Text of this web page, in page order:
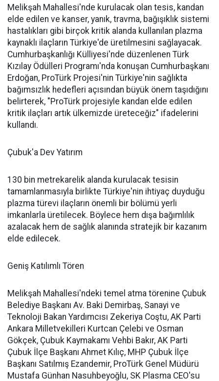
Melikşah Mahallesi'nde kurulacak olan tesis, kandan
elde edilen ve kanser, yanık, travma, bağışıklık sistemi
hastalıkları gibi birçok kritik alanda kullanılan plazma
kaynaklı ilaçların Türkiye'de üretilmesini sağlayacak.
Cumhurbaşkanlığı Külliyesi'nde düzenlenen Türk
Kızılay Ödülleri Programı'nda konuşan Cumhurbaşkanı
Erdoğan, ProTürk Projesi'nin Türkiye'nin sağlıkta
bağımsızlık hedefleri açısından büyük önem taşıdığını
belirterek, "ProTürk projesiyle kandan elde edilen
kritik ilaçları artık ülkemizde üreteceğiz" ifadelerini
kullandı.
Çubuk'a Dev Yatırım
130 bin metrekarelik alanda kurulacak tesisin
tamamlanmasıyla birlikte Türkiye'nin ihtiyaç duyduğu
plazma türevi ilaçların önemli bir bölümü yerli
imkanlarla üretilecek. Böylece hem dışa bağımlılık
azalacak hem de sağlık alanında stratejik bir kazanım
elde edilecek.
Geniş Katılımlı Tören
Melikşah Mahallesi'ndeki temel atma törenine Çubuk
Belediye Başkanı Av. Baki Demirbaş, Sanayi ve
Teknoloji Bakan Yardımcısı Zekeriya Coştu, AK Parti
Ankara Milletvekilleri Kurtcan Çelebi ve Osman
Gökçek, Çubuk Kaymakamı Vehbi Bakır, AK Parti
Çubuk İlçe Başkanı Ahmet Kılıç, MHP Çubuk İlçe
Başkanı Satılmış Ezandemir, ProTürk Genel Müdürü
Mustafa Günhan Nasuhbeyoğlu, SK Plasma CEO'su